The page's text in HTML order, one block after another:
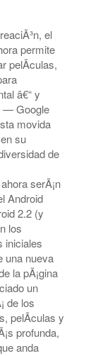
el
permite
pelÃ­culas,
â€“ y
— Google
movida
su
de
serÃ¡n
Android
2.2 (y
los
iniciales
una nueva
la pÃ¡gina
un
de los
pelÃ­culas y
profunda,
anda